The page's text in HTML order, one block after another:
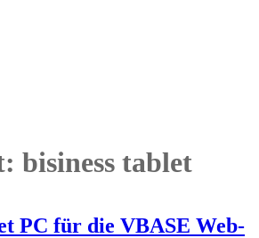
bisiness tablet
PC für die VBASE Web-